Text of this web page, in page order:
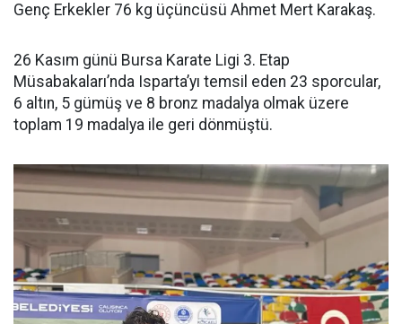
Genç Erkekler 76 kg üçüncüsü Ahmet Mert Karakaş.
26 Kasım günü Bursa Karate Ligi 3. Etap
Müsabakaları’nda Isparta’yı temsil eden 23 sporcular,
6 altın, 5 gümüş ve 8 bronz madalya olmak üzere
toplam 19 madalya ile geri dönmüştü.